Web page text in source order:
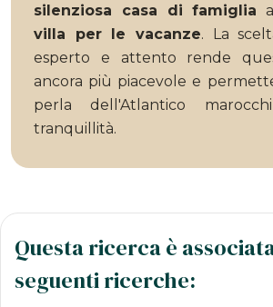
silenziosa casa di famiglia
villa per le vacanze. La
esperto e attento rende
ancora più piacevole e
perla dell'Atlantico
tranquillità.
Questa ricerca è
seguenti ricerche: